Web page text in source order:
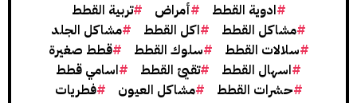
ادوية القطط أمراض
تربية القطط
مشاكل القطط
اكل القطط
مشاكل الجلد
سلالات القطط
سلوك القطط
قطط صغيرة
اسهال القطط
تقيئ القطط
اسامي قطط
حشرات القطط
مشاكل العيون
فطريات